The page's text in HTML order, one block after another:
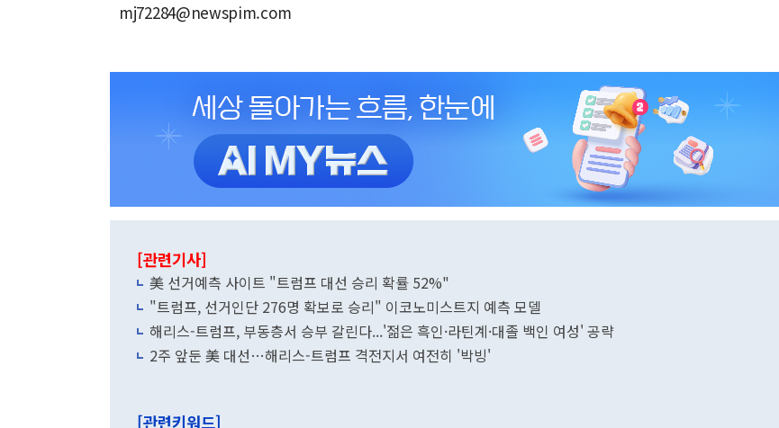
mj72284@newspim.com
[관련기사]
美 선거예측 사이트 "트럼프 대선 승리 확률 52%"
"트럼프, 선거인단 276명 확보로 승리" 이코노미스트지 예측 모델
해리스-트럼프, 부동층서 승부 갈린다...'젊은 흑인·라틴계·대졸 백인 여성' 공략
2주 앞둔 美 대선…해리스-트럼프 격전지서 여전히 '박빙'
[관련키워드]